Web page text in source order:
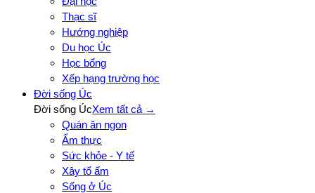
Thạc sĩ
Hướng nghiệp
Du học Úc
Học bổng
Xếp hạng trường học
Đời sống Úc
Đời sống ÚcXem tất cả →
Quán ăn ngon
Ẩm thực
Sức khỏe - Y tế
Xây tổ ấm
Sống ở Úc